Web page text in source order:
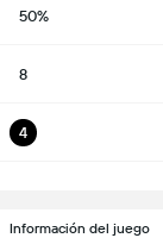
50%
8
4
Información del juego